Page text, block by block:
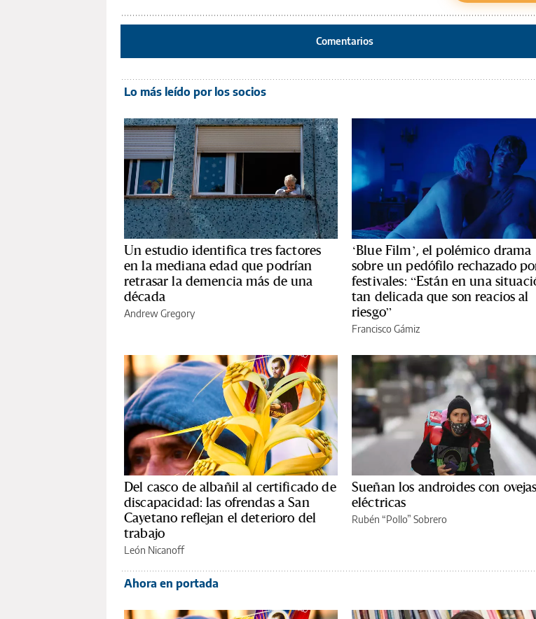
Comentarios
Lo más leído por los socios
Un estudio identifica tres factores
en la mediana edad que podrían
retrasar la demencia más de una
década
Andrew Gregory
‘Blue Film’, el polémico drama
sobre un pedófilo rechazado
festivales: “Están en una
tan delicada que son reacios al
riesgo”
Francisco Gámiz
Del casco de albañil al certificado de
discapacidad: las ofrendas a San
Cayetano reflejan el deterioro del
trabajo
León Nicanoff
Sueñan los androides con ovejas
eléctricas
Rubén “Pollo” Sobrero
Ahora en portada